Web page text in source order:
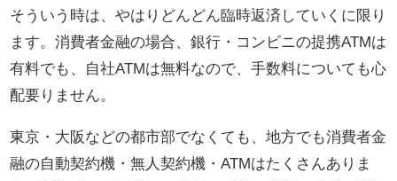
そういう時は、やはりどんどん臨時返済していくに限り
ます。消費者金融の場合、銀行・コンビニの提携ATMは
有料でも、自社ATMは無料なので、手数料についても心
配要りません。
東京・大阪などの都市部でなくても、地方でも消費者金
融の自動契約機・無人契約機・ATMはたくさんありま